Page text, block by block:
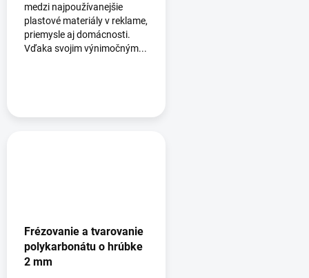
medzi najpoužívanejšie
plastové materiály v reklame,
priemysle aj domácnosti.
Vďaka svojim výnimočným...
Frézovanie a tvarovanie
polykarbonátu o hrúbke
2 mm